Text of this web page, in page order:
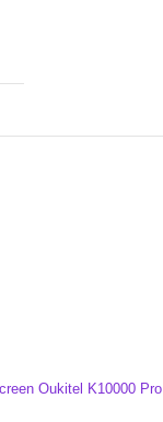
Oukitel K10000 Pro